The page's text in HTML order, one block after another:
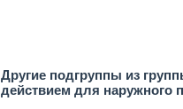
Другие подгруппы из
действием для наружного